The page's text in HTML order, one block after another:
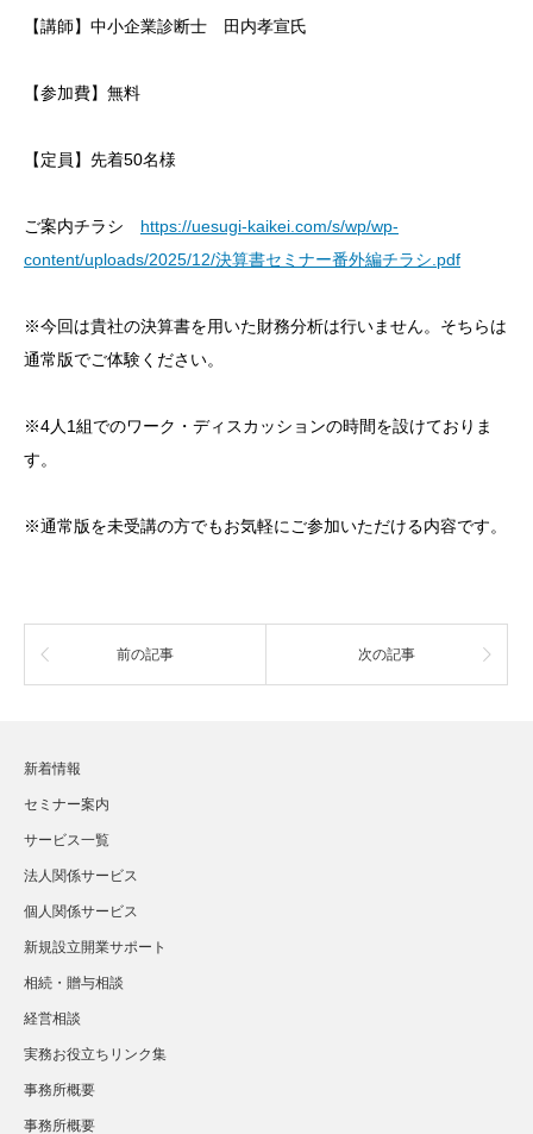
【講師】中小企業診断士 田内孝宣氏
【参加費】無料
【定員】先着50名様
ご案内チラシ https://uesugi-kaikei.com/s/wp/wp-
content/uploads/2025/12/決算書セミナー番外編チラシ.pdf
※今回は貴社の決算書を用いた財務分析は行いません。そちらは
通常版でご体験ください。
※4人1組でのワーク・ディスカッションの時間を設けておりま
す。
※通常版を未受講の方でもお気軽にご参加いただける内容です。
前の記事 次の記事
新着情報
セミナー案内
サービス一覧
法人関係サービス
個人関係サービス
新規設立開業サポート
相続・贈与相談
経営相談
実務お役立ちリンク集
事務所概要
事務所概要